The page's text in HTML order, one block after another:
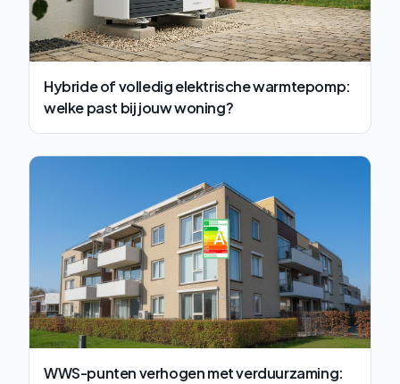
Hybride of volledig elektrische warmtepomp:
welke past bij jouw woning?
WWS-punten verhogen met verduurzaming: